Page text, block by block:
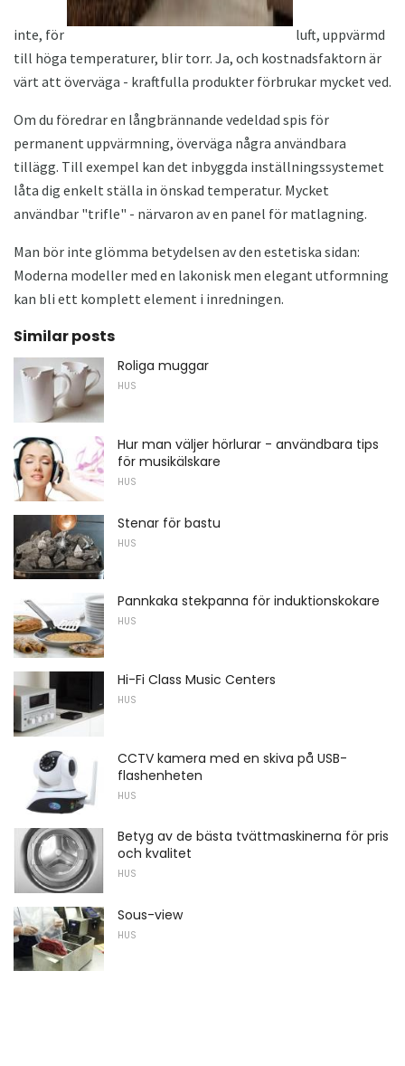
inte, för
luft, uppvärmd
till höga temperaturer, blir torr. Ja, och kostnadsfaktorn är
värt att överväga - kraftfulla produkter förbrukar mycket ved.
Om du föredrar en långbrännande vedeldad spis för
permanent uppvärmning, överväga några användbara
tillägg. Till exempel kan det inbyggda inställningssystemet
låta dig enkelt ställa in önskad temperatur. Mycket
användbar "trifle" - närvaron av en panel för matlagning.
Man bör inte glömma betydelsen av den estetiska sidan:
Moderna modeller med en lakonisk men elegant utformning
kan bli ett komplett element i inredningen.
Similar posts
Roliga muggar
HUS
Hur man väljer hörlurar - användbara tips
för musikälskare
HUS
Stenar för bastu
HUS
Pannkaka stekpanna för induktionskokare
HUS
Hi-Fi Class Music Centers
HUS
CCTV kamera med en skiva på USB-
flashenheten
HUS
Betyg av de bästa tvättmaskinerna för pris
och kvalitet
HUS
Sous-view
HUS